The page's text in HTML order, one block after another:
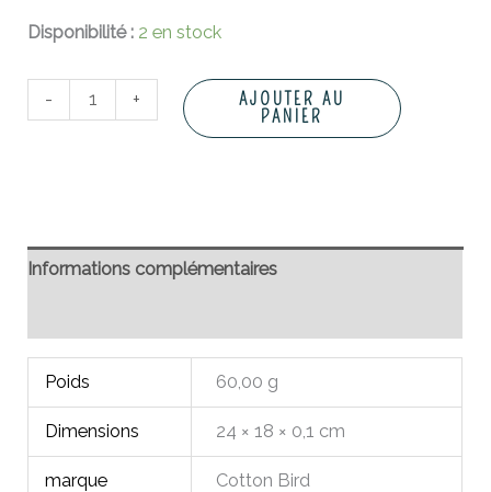
Disponibilité : 2 en stock
- +
AJOUTER AU
PANIER
Informations complémentaires
Poids 60,00 g
Dimensions 24 × 18 × 0,1 cm
marque Cotton Bird